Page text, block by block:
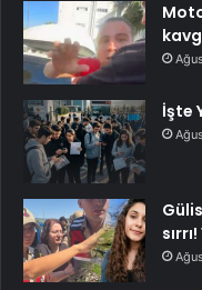
İşte